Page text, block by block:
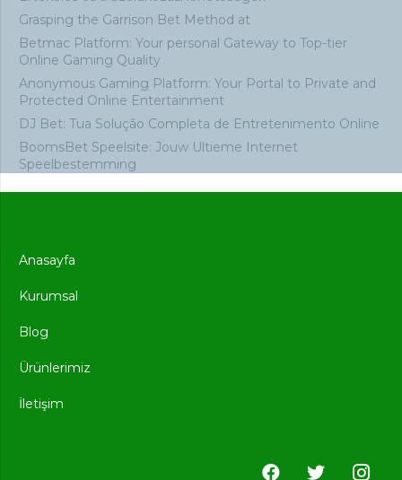
Grasping the Garrison Bet Method at
Betmac Platform: Your personal Gateway to Top-tier
Online Gaming Quality
Anonymous Gaming Platform: Your Portal to Private and
Protected Online Entertainment
DJ Bet: Tua Solução Completa de Entretenimento Online
BoomsBet Speelsite: Jouw Ultieme Internet
Speelbestemming
Anasayfa
Kurumsal
Blog
Ürünlerimiz
İletişim